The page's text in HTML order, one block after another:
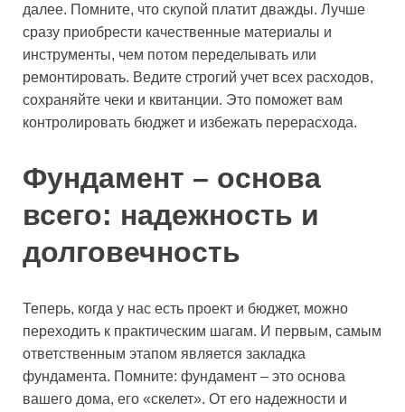
далее. Помните, что скупой платит дважды. Лучше
сразу приобрести качественные материалы и
инструменты, чем потом переделывать или
ремонтировать. Ведите строгий учет всех расходов,
сохраняйте чеки и квитанции. Это поможет вам
контролировать бюджет и избежать перерасхода.
Фундамент – основа
всего: надежность и
долговечность
Теперь, когда у нас есть проект и бюджет, можно
переходить к практическим шагам. И первым, самым
ответственным этапом является закладка
фундамента. Помните: фундамент – это основа
вашего дома, его «скелет». От его надежности и